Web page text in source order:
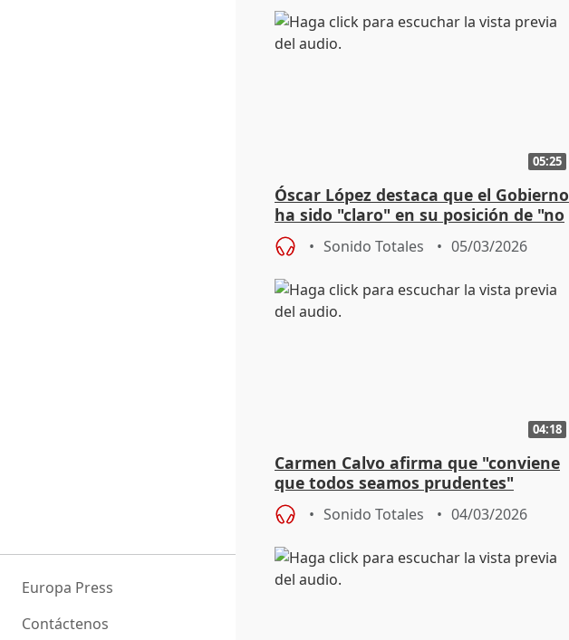
Europa Press
Contáctenos
05:25
Óscar López destaca que el Gobierno
ha sido "claro" en su posición de "no
a la guerra"
Sonido Totales 05/03/2026
04:18
Carmen Calvo afirma que "conviene
que todos seamos prudentes"
Sonido Totales 04/03/2026